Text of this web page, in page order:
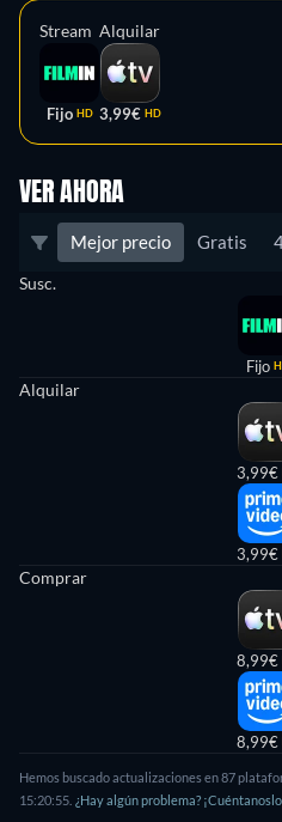
Stream
Fijo HD
Alquilar
3,99€ HD
VER AHORA
Mejor precio Gratis
Susc.
Fijo
Alquilar
3,99€
3,99€
Comprar
8,99€
8,99€
Hemos buscado actualizaciones en87
15:20:55 ¿Hay algún problema?